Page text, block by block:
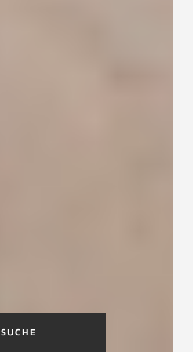
SUCHE